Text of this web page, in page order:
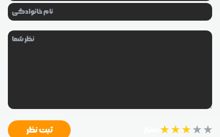
★★★★★ ثبت نظر